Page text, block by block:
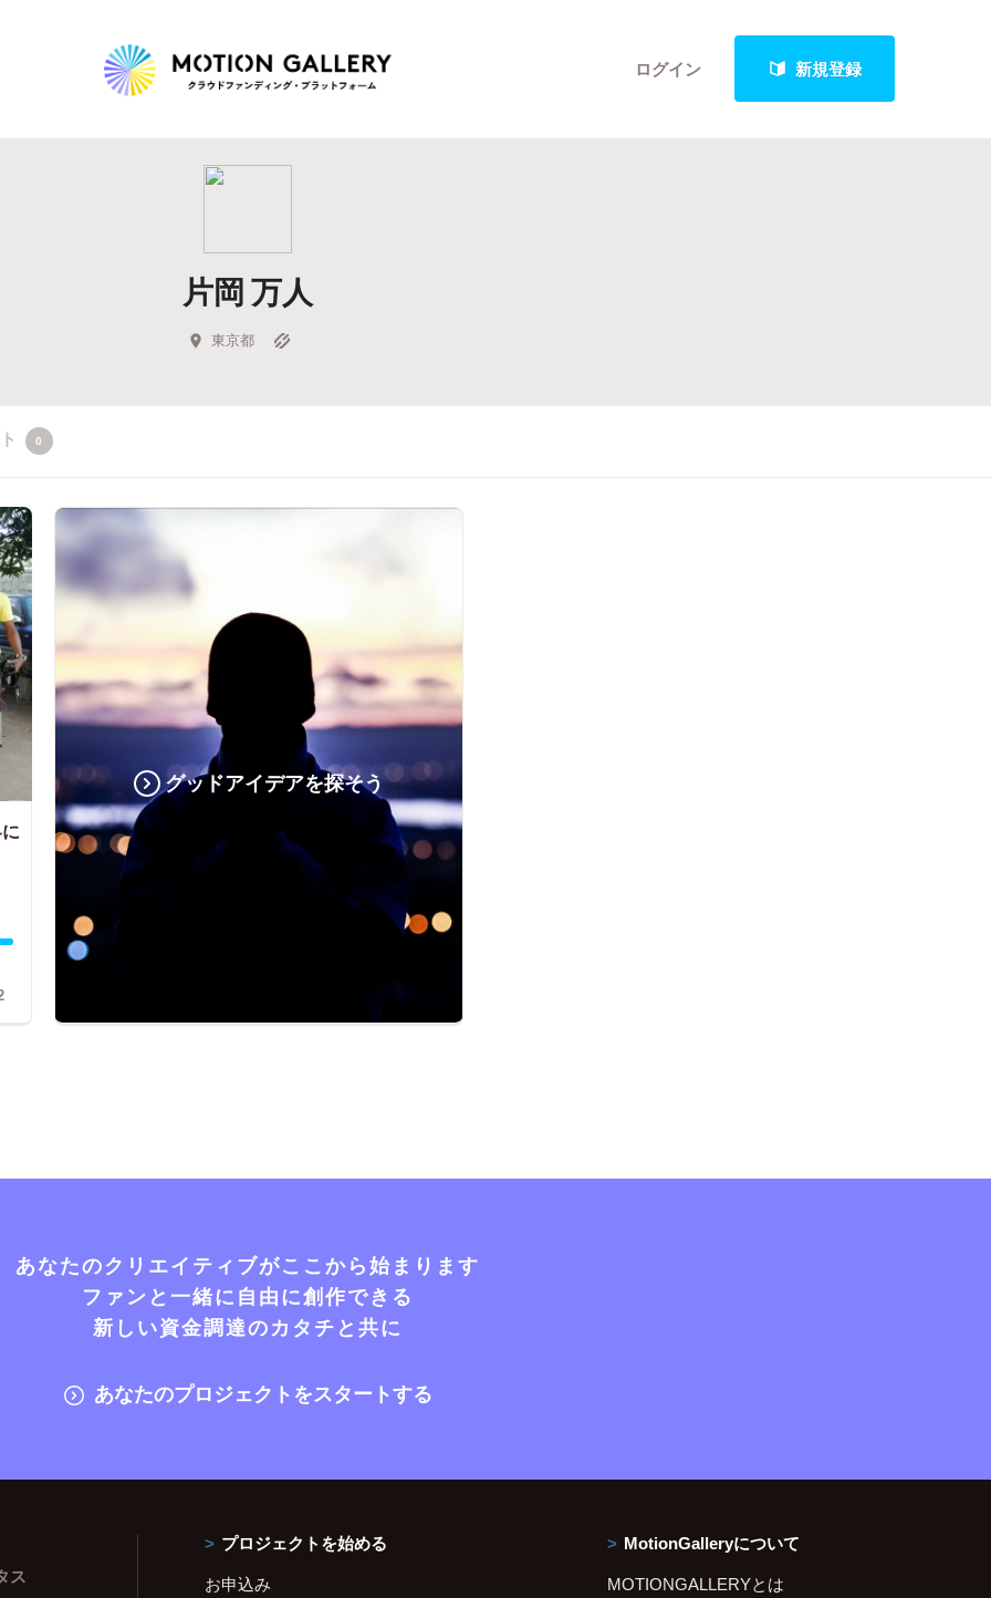
ログイン 新規登録
Highlight
Feature
キュレーターから探す
片岡 万人
東京都
0
グッドアイデアを探そう
あなたのクリエイティブがここから始まります
ファンと一緒に自由に創作できる
新しい資金調達のカタチと共に
あなたのプロジェクトをスタートする
ス
プロジェクトを始める
お申込み
MotionGalleryについて
MOTIONGALLERYとは